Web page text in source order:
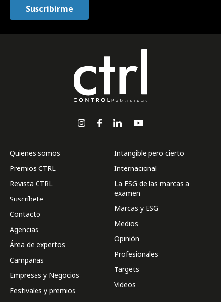
Quienes somos
Premios CTRL
Revista CTRL
Suscríbete
Contacto
Agencias
Área de expertos
Campañas
Empresas y Negocios
Festivales y premios
Intangible pero cierto
Internacional
La ESG de las marcas a
examen
Marcas y ESG
Medios
Opinión
Profesionales
Targets
Videos